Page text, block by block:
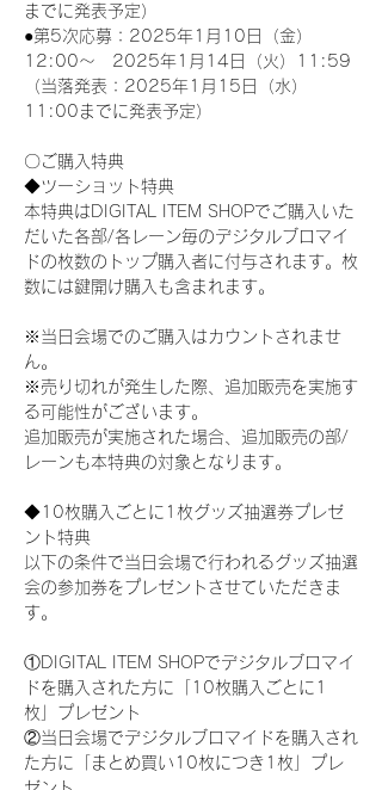
までに発表予定）
●第5次応募：2025年1月10日（金）
12:00～　2025年1月14日（火）11:59
（当落発表：2025年1月15日（水）
11:00までに発表予定）
〇ご購入特典
◆ツーショット特典
本特典はDIGITAL ITEM SHOPでご購入いた
だいた各部/各レーン毎のデジタルブロマイ
ドの枚数のトップ購入者に付与されます。枚
数には鍵開け購入も含まれます。
※当日会場でのご購入はカウントされませ
ん。
※売り切れが発生した際、追加販売を実施す
る可能性がございます。
追加販売が実施された場合、追加販売の部/
レーンも本特典の対象となります。
◆10枚購入ごとに1枚グッズ抽選券プレゼ
ント特典
以下の条件で当日会場で行われるグッズ抽選
会の参加券をプレゼントさせていただきま
す。
①DIGITAL ITEM SHOPでデジタルブロマイ
ドを購入された方に「10枚購入ごとに1
枚」プレゼント
②当日会場でデジタルブロマイドを購入され
た方に「まとめ買い10枚につき1枚」プレ